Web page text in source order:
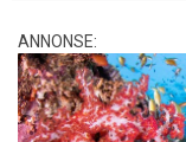
ANNONSE: